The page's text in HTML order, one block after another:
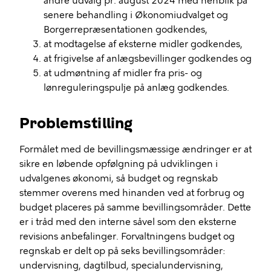
senere behandling i Økonomiudvalget og
Borgerrepræsentationen godkendes,
at modtagelse af eksterne midler godkendes,
at frigivelse af anlægsbevillinger godkendes og
at udmøntning af midler fra pris- og
lønreguleringspulje på anlæg godkendes.
Problemstilling
Formålet med de bevillingsmæssige ændringer er at
sikre en løbende opfølgning på udviklingen i
udvalgenes økonomi, så budget og regnskab
stemmer overens med hinanden ved at forbrug og
budget placeres på samme bevillingsområder. Dette
er i tråd med den interne såvel som den eksterne
revisions anbefalinger. Forvaltningens budget og
regnskab er delt op på seks bevillingsområder:
undervisning, dagtilbud, specialundervisning,